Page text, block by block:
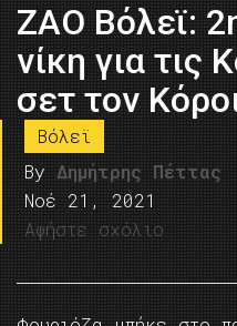
ΖΑΟ Βόλεϊ:
νίκη για τις
σετ τον
Βόλεϊ
By Δημήτρης Πέττας
Νοέ 21, 2021
Αφήστε σχόλιο